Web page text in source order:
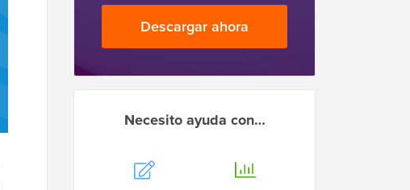
Descargar ahora
Necesito ayuda con…